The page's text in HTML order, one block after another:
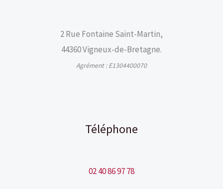
2 Rue Fontaine Saint-Martin,
44360 Vigneux-de-Bretagne.
Agrément : E1304400070
Téléphone
02 40 86 97 78